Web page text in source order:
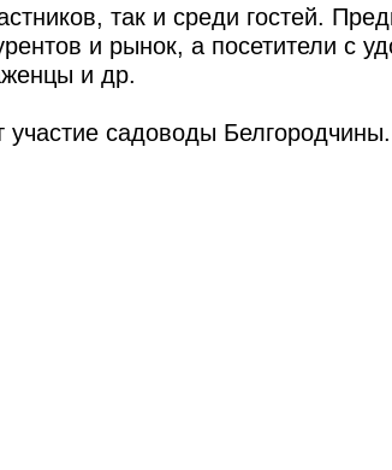
так и среди гостей.
и рынок, а посетители с
и др.
садоводы Белгородчины.